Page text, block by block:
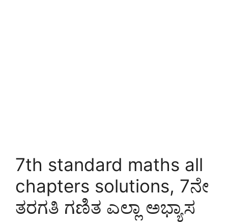
7th standard maths all
chapters solutions, 7ನೇ
ತರಗತಿ ಗಣಿತ ಎಲ್ಲಾ ಅಭ್ಯಾಸ